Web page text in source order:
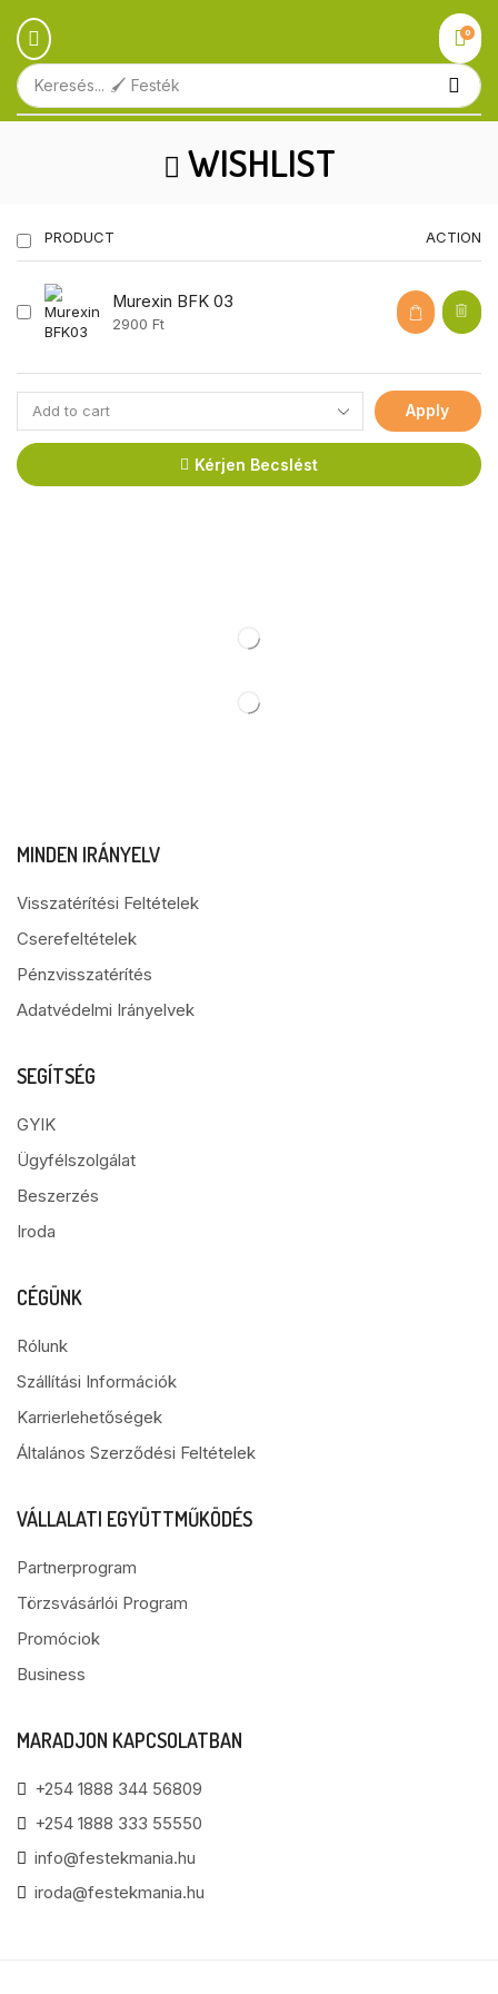
Keresés... 🖌️ Festék
0
WISHLIST
PRODUCT ACTION
Murexin BFK 03
2900 Ft
Apply
Kérjen Becslést
MINDEN IRÁNYELV
Visszatérítési Feltételek
Cserefeltételek
Pénzvisszatérítés
Adatvédelmi Irányelvek
SEGÍTSÉG
GYIK
Ügyfélszolgálat
Beszerzés
Iroda
CÉGÜNK
Rólunk
Szállítási Információk
Karrierlehetőségek
Általános Szerződési Feltételek
VÁLLALATI EGYÜTTMŰKÖDÉS
Partnerprogram
Törzsvásárlói Program
Promóciok
Business
MARADJON KAPCSOLATBAN
+254 1888 344 56809
+254 1888 333 55550
info@festekmania.hu
iroda@festekmania.hu